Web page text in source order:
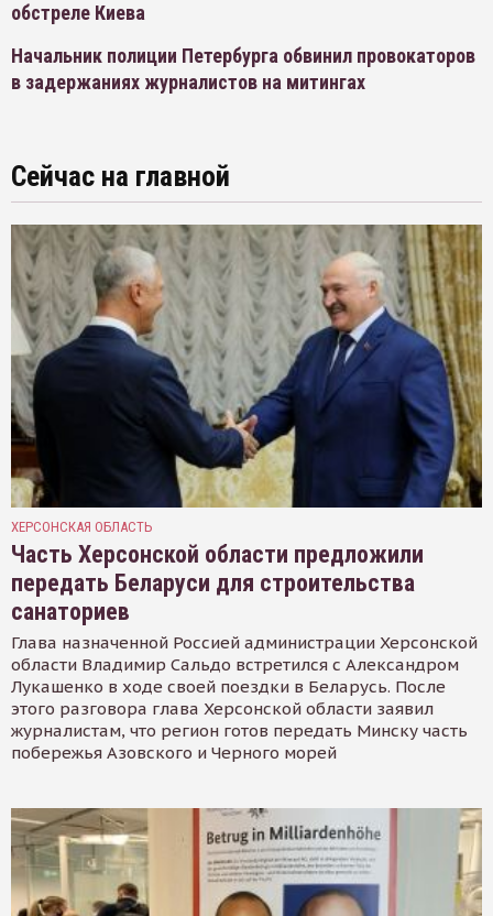
обстреле Киева
Начальник полиции Петербурга обвинил провокаторов
в задержаниях журналистов на митингах
Сейчас на главной
ХЕРСОНСКАЯ ОБЛАСТЬ
Часть Херсонской области предложили
передать Беларуси для строительства
санаториев
Глава назначенной Россией администрации Херсонской
области Владимир Сальдо встретился с Александром
Лукашенко в ходе своей поездки в Беларусь. После
этого разговора глава Херсонской области заявил
журналистам, что регион готов передать Минску часть
побережья Азовского и Черного морей